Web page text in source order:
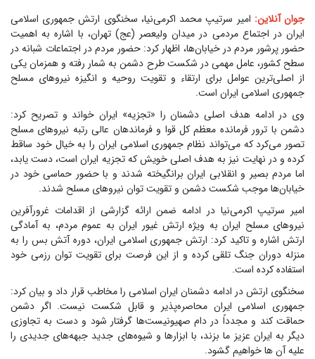
جوان آنلاین: امیر سرتیپ محمد اکرمی‌نیا، سخنگوی ارتش جمهوری اسلامی
ایران در اجتماع مردمی در میدان ولیعصر (عج) تهران، با اشاره به اهمیت
حضور پرشور مردم در خیابان‌ها، اظهار کرد: حضور مردم در اجتماعات شبانه در
سطح کشور، عامل مهمی در شکست طرح دشمن به شمار رفته و همزمان یکی
از اصلی‌ترین عوامل برای ارتقاء و تقویت روحیه و انگیزه نیروهای مسلح
جمهوری اسلامی ایران است.
وی در ادامه هدف اصلی دشمنان را «تجزیه» ایران خواند و تصریح کرد:
دشمن با ترور فرمانده معظم کل قوا و فرماندهان عالی رتبه نیروهای مسلح
تصور می‌کرد که می‌تواند نظام جمهوری اسلامی ایران را به خیال خود ساقط
کرده و در نهایت نیز به هدف اصلی خویش که تجزیه ایران است، دست یابد،
اما مردم بصیر و انقلابی ایران برانگیخته شدند و با حضور حماسی خود در
خیابان‌ها موجب شکست دشمن و تقویت توان نیروهای مسلح شدند.
امیر سرتیپ اکرمی‌نیا در ادامه ضمن ارائه گزارشی از اقدامات غرورآفرین
نیروهای مسلح ایران به ویژه ارتش غیور ایران به عموم مردم، به آمادگی
ارتش اشاره و تاکید کرد: ارتش جمهوری اسلامی ایران، دوره آتش بس را به
منزله دوران جنگ تلقی کرده و از این فرصت برای تقویت توان رزمی خود
استفاده کرده است.
سخنگوی ارتش در ادامه دشمنان ایران اسلامی را مخاطب قرار داد و بیان کرد:
جمهوری اسلامی ایران محاصره‌پذیر و قابل شکست نیست. اگر دشمن
حماقت کند و مجدداً در دام صهیونیست‌ها گرفتار شود و دست به تجاوزی
دیگر به ایران عزیز ما بزند، با ابزارها و شیوه‌های جدید جبهه‌های جدیدی را
علیه آن ها خواهیم گشود.